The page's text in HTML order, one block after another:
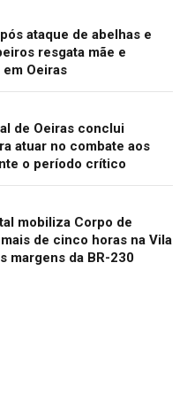
ataque de abelhas e
resgata mãe e
Oeiras
de Oeiras conclui
atuar no combate aos
o período crítico
mobiliza Corpo de
de cinco horas na Vila
margens da BR-230